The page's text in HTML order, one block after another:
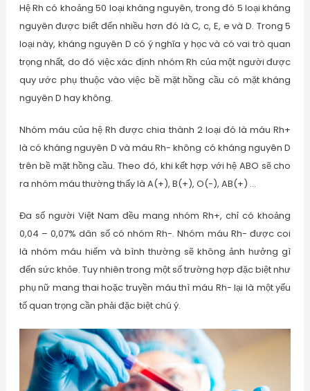
Hệ Rh có khoảng 50 loại kháng nguyên, trong đó 5 loại kháng
nguyên được biết đến nhiều hơn đó là C, c, E, e và D. Trong 5
loại này, kháng nguyên D có ý nghĩa y học và có vai trò quan
trọng nhất, do đó việc xác định nhóm Rh của một người được
quy ước phụ thuộc vào việc bề mặt hồng cầu có mặt kháng
nguyên D hay không.
Nhóm máu của hệ Rh được chia thành 2 loại đó là máu Rh+
là có kháng nguyên D và máu Rh- không có kháng nguyên D
trên bề mặt hồng cầu. Theo đó, khi kết hợp với hệ ABO sẽ cho
ra nhóm máu thường thấy là A(+), B(+), O(-), AB(+) …
Đa số người Việt Nam đều mang nhóm Rh+, chỉ có khoảng
0,04 – 0,07% dân số có nhóm Rh-. Nhóm máu Rh- được coi
là nhóm máu hiếm và bình thường sẽ không ảnh hưởng gì
đến sức khỏe. Tuy nhiên trong một số trường hợp đặc biệt như
phụ nữ mang thai hoặc truyền máu thì máu Rh- lại là một yếu
tố quan trọng cần phải đặc biệt chú ý.